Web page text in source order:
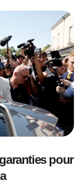
pour